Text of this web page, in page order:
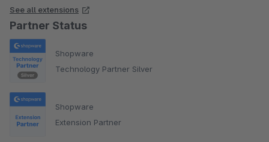
See all extensions
Partner Status
Shopware
Technology Partner Silver
Shopware
Extension Partner